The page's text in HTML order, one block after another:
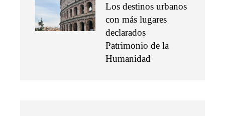
Los destinos urbanos
con más lugares
declarados
Patrimonio de la
Humanidad